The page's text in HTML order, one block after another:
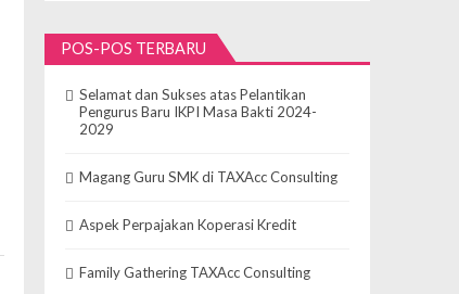
POS-POS TERBARU
Selamat dan Sukses atas Pelantikan
Pengurus Baru IKPI Masa Bakti 2024-
2029
Magang Guru SMK di TAXAcc Consulting
Aspek Perpajakan Koperasi Kredit
Family Gathering TAXAcc Consulting